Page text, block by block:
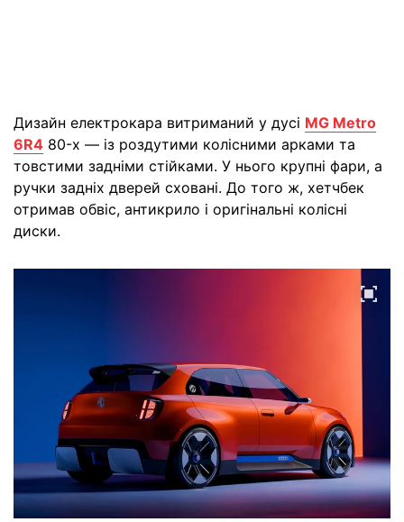
Дизайн електрокара витриманий у дусі MG Metro
6R4 80-х — із роздутими колісними арками та
товстими задніми стійками. У нього крупні фари, а
ручки задніх дверей сховані. До того ж, хетчбек
отримав обвіс, антикрило і оригінальні колісні
диски.